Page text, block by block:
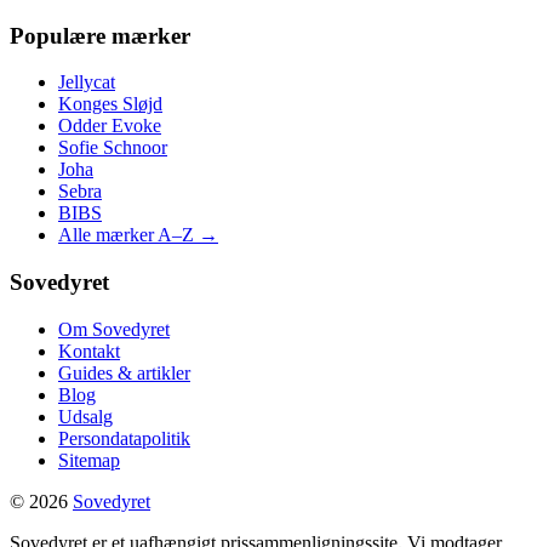
Populære mærker
Jellycat
Konges Sløjd
Odder Evoke
Sofie Schnoor
Joha
Sebra
BIBS
Alle mærker A–Z →
Sovedyret
Om Sovedyret
Kontakt
Guides & artikler
Blog
Udsalg
Persondatapolitik
Sitemap
© 2026 Sovedyret
Sovedyret er et uafhængigt prissammenligningssite. Vi modtager